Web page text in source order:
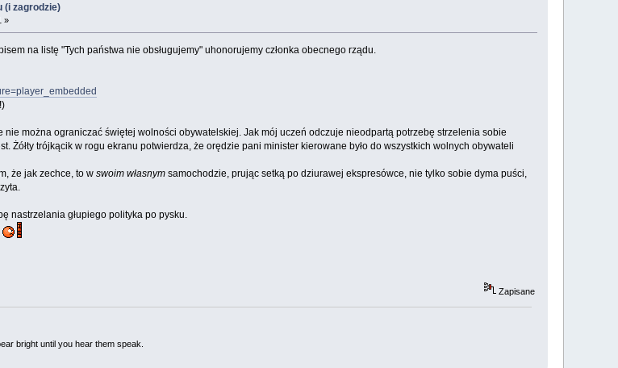
(i zagrodzie)
»
na listę "Tych państwa nie obsługujemy" uhonorujemy członka obecnego rządu.
można ograniczać świętej wolności obywatelskiej. Jak mój uczeń odczuje nieodpartą potrzebę strzelenia sobie
Żółty trójkącik w rogu ekranu potwierdza, że orędzie pani minister kierowane było do wszystkich wolnych obywateli
że jak zechce, to w swoim własnymsamochodzie, prując setką po dziurawej ekspresówce, nie tylko sobie dyma puści,
nastrzelania głupiego polityka po pysku.
Zapisane
bright until you hear them speak.